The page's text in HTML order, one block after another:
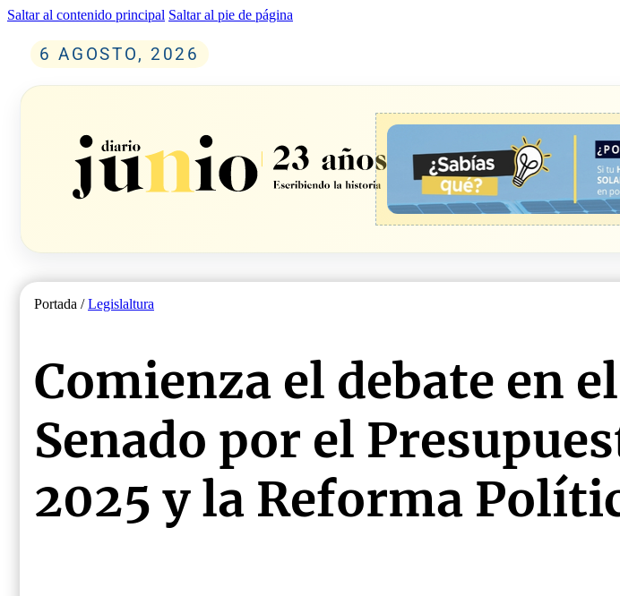
Saltar al contenido principal Saltar al pie de página
6 AGOSTO, 2026
Portada /Legislaltura
Comienza el debate en el
Senado por el
2025 y la Reforma